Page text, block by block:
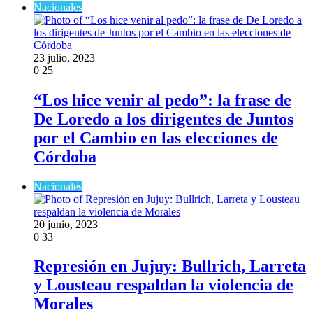
Nacionales
23 julio, 2023
0 25
“Los hice venir al pedo”: la frase de
De Loredo a los dirigentes de Juntos
por el Cambio en las elecciones de
Córdoba
Nacionales
20 junio, 2023
0 33
Represión en Jujuy: Bullrich, Larreta
y Lousteau respaldan la violencia de
Morales